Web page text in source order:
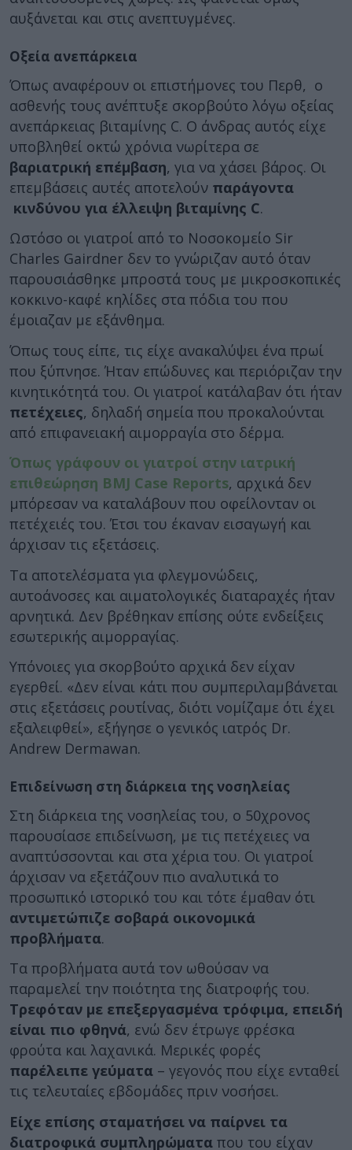
αυξάνεται και στις ανεπτυγμένες.
Οξεία ανεπάρκεια
Όπως αναφέρουν οι επιστήμονες του Περθ, ο
ασθενής τους ανέπτυξε σκορβούτο λόγω οξείας
ανεπάρκειας βιταμίνης C. Ο άνδρας αυτός είχε
υποβληθεί οκτώ χρόνια νωρίτερα σε
βαριατρική επέμβαση, για να χάσει βάρος. Οι
επεμβάσεις αυτές αποτελούν παράγοντα
κινδύνου για έλλειψη βιταμίνης C.
Ωστόσο οι γιατροί από το Νοσοκομείο Sir
Charles Gairdner δεν το γνώριζαν αυτό όταν
παρουσιάσθηκε μπροστά τους με μικροσκοπικές
κοκκινο-καφέ κηλίδες στα πόδια του που
έμοιαζαν με εξάνθημα.
Όπως τους είπε, τις είχε ανακαλύψει ένα πρωί
που ξύπνησε. Ήταν επώδυνες και περιόριζαν την
κινητικότητά του. Οι γιατροί κατάλαβαν ότι ήταν
πετέχειες, δηλαδή σημεία που προκαλούνται
από επιφανειακή αιμορραγία στο δέρμα.
Όπως γράφουν οι γιατροί στην ιατρική
επιθεώρηση BMJ Case Reports, αρχικά δεν
μπόρεσαν να καταλάβουν που οφείλονταν οι
πετέχειές του. Έτσι του έκαναν εισαγωγή και
άρχισαν τις εξετάσεις.
Τα αποτελέσματα για φλεγμονώδεις,
αυτοάνοσες και αιματολογικές διαταραχές ήταν
αρνητικά. Δεν βρέθηκαν επίσης ούτε ενδείξεις
εσωτερικής αιμορραγίας.
Υπόνοιες για σκορβούτο αρχικά δεν είχαν
εγερθεί. «Δεν είναι κάτι που συμπεριλαμβάνεται
στις εξετάσεις ρουτίνας, διότι νομίζαμε ότι έχει
εξαλειφθεί», εξήγησε ο γενικός ιατρός Dr.
Andrew Dermawan.
Επιδείνωση στη διάρκεια της νοσηλείας
Στη διάρκεια της νοσηλείας του, ο 50χρονος
παρουσίασε επιδείνωση, με τις πετέχειες να
αναπτύσσονται και στα χέρια του. Οι γιατροί
άρχισαν να εξετάζουν πιο αναλυτικά το
προσωπικό ιστορικό του και τότε έμαθαν ότι
αντιμετώπιζε σοβαρά οικονομικά
προβλήματα.
Τα προβλήματα αυτά τον ωθούσαν να
παραμελεί την ποιότητα της διατροφής του.
Τρεφόταν με επεξεργασμένα τρόφιμα, επειδή
είναι πιο φθηνά, ενώ δεν έτρωγε φρέσκα
φρούτα και λαχανικά. Μερικές φορές
παρέλειπε γεύματα – γεγονός που είχε ενταθεί
τις τελευταίες εβδομάδες πριν νοσήσει.
Είχε επίσης σταματήσει να παίρνει τα
διατροφικά συμπληρώματα που του είχαν